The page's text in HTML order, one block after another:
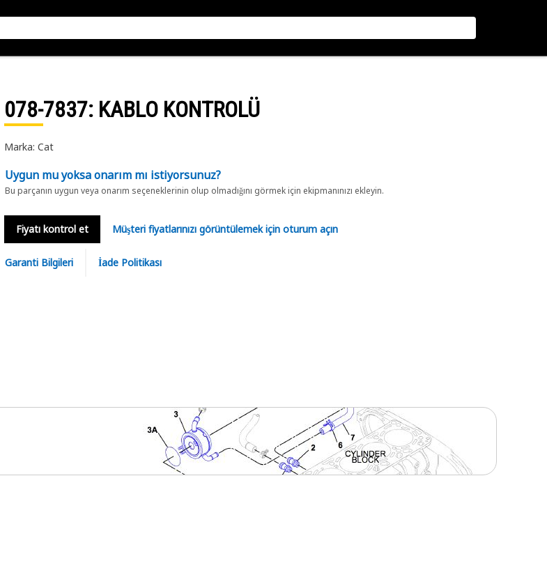
078-7837: KABLO KONTROLÜ
Marka: Cat
Uygun mu yoksa onarım mı istiyorsunuz?
Bu parçanın uygun veya onarım seçeneklerinin olup olmadığını görmek için ekipmanınızı ekleyin.
Fiyatı kontrol et Müşteri fiyatlarınızı görüntülemek için oturum açın
Garanti Bilgileri İade Politikası